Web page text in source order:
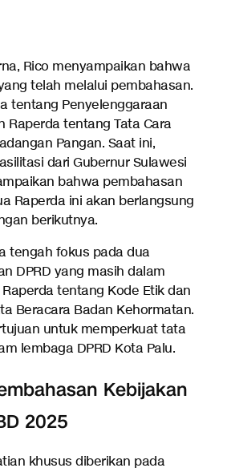
Rico menyampaikan bahwa
telah melalui pembahasan.
tentang Penyelenggaraan
Raperda tentang Tata Cara
Pangan. Saat ini,
dari Gubernur Sulawesi
bahwa pembahasan
Raperda ini akan berlangsung
berikutnya.
tengah fokus pada dua
DPRD yang masih dalam
tentang Kode Etik dan
Beracara Badan Kehormatan.
untuk memperkuat tata
lembaga DPRD Kota Palu.
Kebijakan
2025
khusus diberikan pada